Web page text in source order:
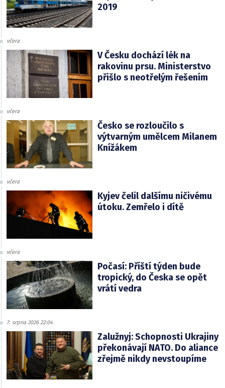
2019
včera
V Česku dochází lék na
rakovinu prsu. Ministerstvo
přišlo s neotřelým řešením
včera
Česko se rozloučilo s
výtvarným umělcem Milanem
Knížákem
včera
Kyjev čelil dalšímu ničivému
útoku. Zemřelo i dítě
včera
Počasí: Příští týden bude
tropický, do Česka se opět
vrátí vedra
7. srpna 2026 22:04
Zalužnyj: Schopnosti Ukrajiny
překonávají NATO. Do aliance
zřejmě nikdy nevstoupíme